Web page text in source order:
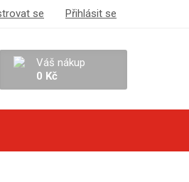
se Přihlásit se
Váš nákup
0 Kč